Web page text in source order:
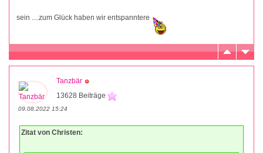
sein ....zum Glück haben wir entspanntere
Tanzbär
13628 Beiträge
09.08.2022 15:24
Zitat von Christen: